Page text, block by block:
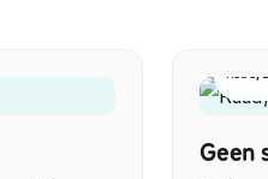
Ruud,
Geen